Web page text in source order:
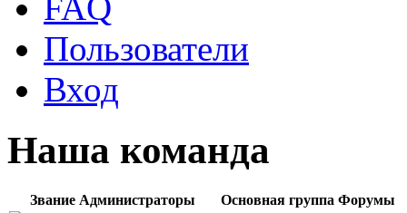
FAQ
Пользователи
Вход
Наша команда
Звание Администраторы Основная группа Форумы